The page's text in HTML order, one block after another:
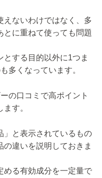
えないわけではなく、多
とに重ねて使っても問題
とする目的以外に1つま
多くなっています。
の口コミで高ポイント
す。
」と表示されているもの
違いを説明しておきま
める有効成分を一定量で